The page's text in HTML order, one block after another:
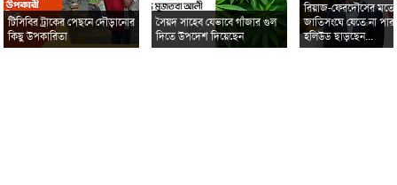
টিসিবির ট্রাকের পেছনে দৌড়ানোর
কিছু উপকারিতা
সৈয়দ সাহেব যেভাবে গাঁজার গুল
দিতে উপদেশ দিয়েছেন
রিয়াজ-ফেরদৌসের মতো
জাতিসংঘে যেতে না
হলিউড ছাড়ছেন...